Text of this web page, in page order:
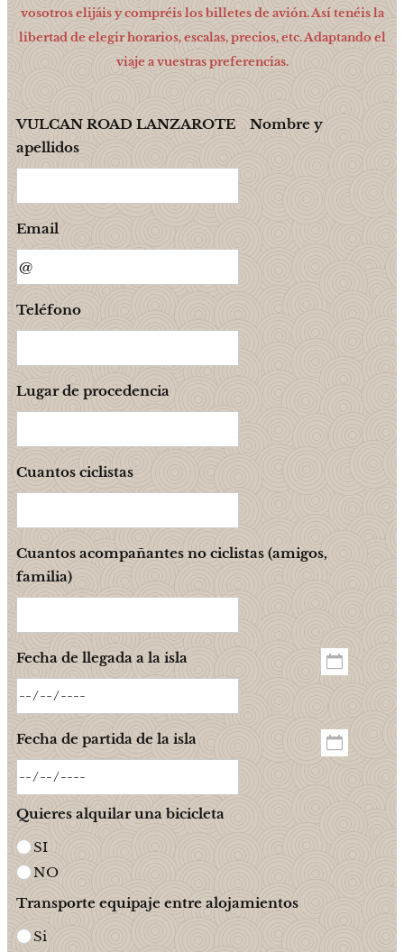
vosotros elijáis y compréis los billetes de avión. Así tenéis la
libertad de elegir horarios, escalas, precios, etc. Adaptando el
viaje a vuestras preferencias.
VULCAN ROAD LANZAROTE Nombre y
apellidos
Email
Teléfono
Lugar de procedencia
Cuantos ciclistas
Cuantos acompañantes no ciclistas (amigos,
familia)
Fecha de llegada a la isla
Fecha de partida de la isla
Quieres alquilar una bicicleta
SI
NO
Transporte equipaje entre alojamientos
Si